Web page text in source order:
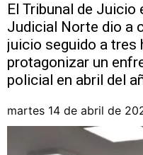
El Tribunal de
Judicial Norte dio a
juicio seguido a tres
protagonizar un
policial en abril del
martes 14 de abril de